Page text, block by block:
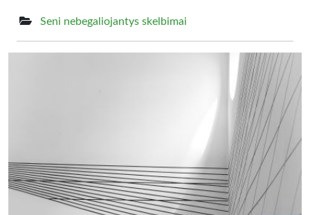
Seni nebegaliojantys skelbimai